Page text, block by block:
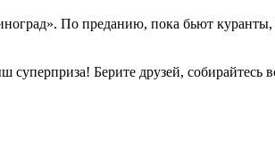
По преданию, пока бьют
Берите друзей, собирайтесь